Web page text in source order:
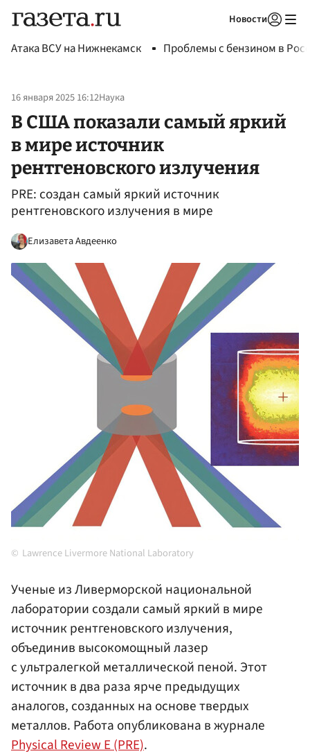
Новости
Атака ВСУ на Нижнекамск Проблемы с бензином в
16 января 2025 16:12Наука
В США показали самый яркий
в мире источник
рентгеновского излучения
PRE: создан самый яркий источник
рентгеновского излучения в мире
Елизавета Авдеенко
Lawrence Livermore National Laboratory
Ученые из Ливерморской национальной
лаборатории создали самый яркий в мире
источник рентгеновского излучения,
объединив высокомощный лазер
с ультралегкой металлической пеной. Этот
источник в два раза ярче предыдущих
аналогов, созданных на основе твердых
металлов. Работа опубликована в журнале
Physical Review E (PRE).